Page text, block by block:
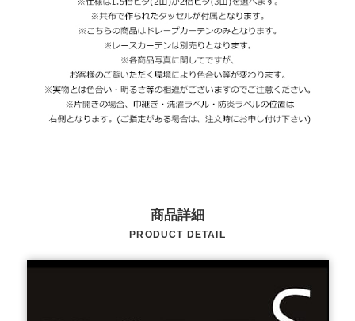
商品詳細
PRODUCT DETAIL